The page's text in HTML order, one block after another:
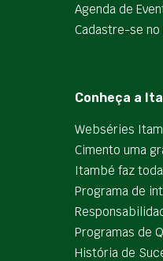
Agenda de
Cadastre-se no
Conheça a
Webséries
Cimento uma
Itambé faz
Programa de
Programas de
História de